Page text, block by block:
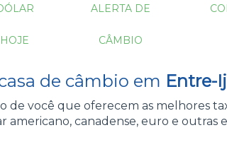
HOJE
ALERTA DE
CÂMBIO
de câmbio em Entre-
de você que oferecem as melhores
americano, canadense, euro e outras